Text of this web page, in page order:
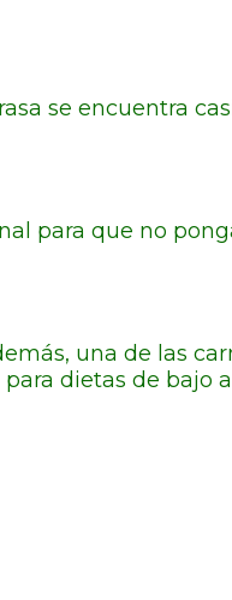
se encuentra
para que no
una de las
dietas de bajo